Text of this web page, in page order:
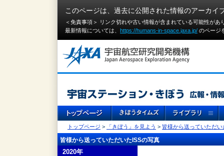
このページは、過去に公開された情報のアーカイ
＜免責事項＞ リンク切れや古い情報が含まれている可能性が
最新情報については、 https://humans-in-space.jaxa.jp/ のページ
トップページ > 「きぼう」を見よう > 皆様から送っていただい
皆様から送っていただいたISSの写真
2020年